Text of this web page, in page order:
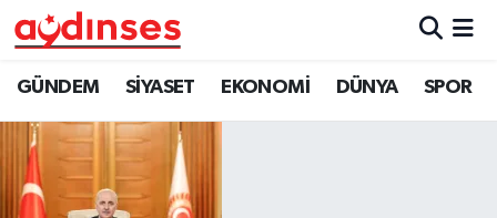
GÜNDEM SİYASET EKONOMİ DÜNYA SPOR
GÜNDEM
SİYASET
EKONOMİ
Nöbetçi Eczaneler
Hava Durumu
Aydin Namaz Vakitleri